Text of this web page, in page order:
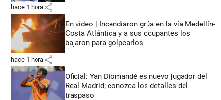
hace 1 hora share
En video | Incendiaron grúa en la vía Medellín-
Costa Atlántica y a sus ocupantes los
bajaron para golpearlos
hace 1 hora share
Oficial: Yan Diomandé es nuevo jugador del
Real Madrid; conozca los detalles del
traspaso